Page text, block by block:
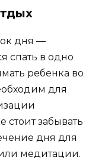
дня —
спать в одно
ребенка во
для
стоит забывать
дня для
медитации.